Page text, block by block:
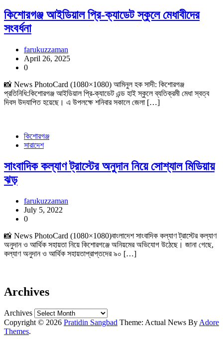
কিশোরগঞ্জ আইডিয়াল প্রি-ক্যাডেট স্কুলে মেধাবীদের
সংবর্ধনা
farukuzzaman
April 26, 2025
0
📸 News PhotoCard (1080×1080) আমিনুল হক সাদী: কিশোরগঞ্জ
প্রতিনিধি:কিশোরগঞ্জ আইডিয়াল প্রি-ক্যাডেট এন্ড হাই স্কুলে ব্যতিক্রমী মেধা স্বত্ব
দিবস উদযাপিত হয়েছে। এ উপলক্ষে শনিবার সকালে জেলা […]
কিশোরগঞ্জ
সারাদেশ
সাংবাদিক কল্যাণ ট্রাস্টের অনুদান নিয়ে সোশ্যাল মিডিয়ায়
ঝড়
farukuzzaman
July 5, 2022
0
📸 News PhotoCard (1080×1080)বাংলাদেশ সাংবাদিক কল্যাণ ট্রাস্টের কল্যাণ
অনুদান ও আর্থিক সহায়তা নিয়ে কিশোরগঞ্জে অনিয়মের অভিযোগ উঠেছে। জানা গেছে,
কল্যাণ অনুদান ও আর্থিক সহায়তাপ্রাপ্তদের ৯০ […]
Archives
Archives
Copyright © 2026 Pratidin Sangbad Theme: Actual News By Adore
Themes.